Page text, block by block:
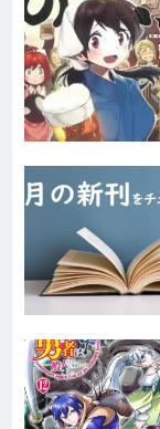
ラノベ
魔法少女育成計
画
2026年秋、TVアニメ
『魔法少女育成計画